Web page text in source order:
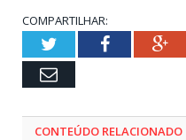
COMPARTILHAR:
TwitterFacebook
Email
CONTEÚDO RELACIONADO